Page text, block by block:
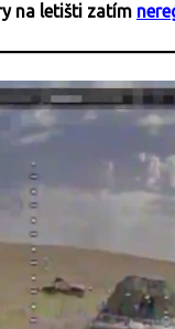
na letišti zatím